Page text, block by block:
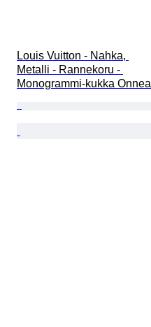
Louis Vuitton - Nahka,
Metalli - Rannekoru -
Monogrammi-kukka Onnea